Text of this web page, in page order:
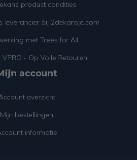
product condities
leverancier bij 2dekansje.com
met Trees for All
VPRO - Op Volle Retouren
account
overzicht
Mijn bestellingen
informatie